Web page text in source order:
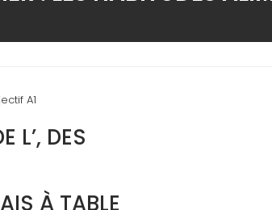
A1
L’, DES
À TABLE